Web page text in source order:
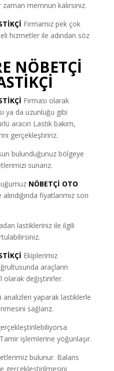
memnun kalırsınız.
Firmamız pek çok
hizmetler ile adından söz
NÖBETÇİ
Firması olarak
ya da uzunluğu gibi
aracın Lastik bakım,
gerçekleştiririz.
bulunduğunuz bölgeye
sunarız.
NÖBETÇİ OTO
fiyatlarımız son
lastikleriniz ile ilgili
Ekiplerimiz
araçların
olarak değiştirirler.
analizleri yaparak lastiklerle
sağlarız.
işlemlerine yoğunlaşır.
bulunur. Balans
gerçekleştirilmesini